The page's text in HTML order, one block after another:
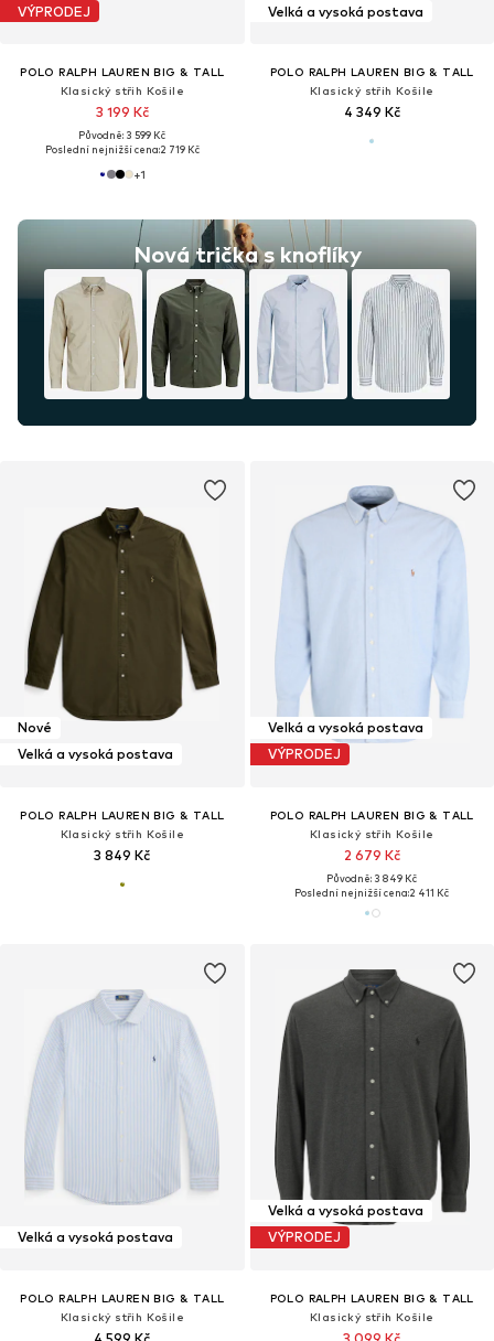
VÝPRODEJ
POLO RALPH LAUREN BIG & TALL
Klasický střih Košile
3 199 Kč
Původně: 3 599 Kč
Poslední nejnižší cena:2 719 Kč
+1
Nová trička s knoflíky
Velká a vysoká postava
POLO RALPH LAUREN BIG & TALL
Klasický střih Košile
4 349 Kč
Nové
Velká a vysoká postava
POLO RALPH LAUREN BIG & TALL
Klasický střih Košile
3 849 Kč
Velká a vysoká postava
VÝPRODEJ
POLO RALPH LAUREN BIG & TALL
Klasický střih Košile
2 679 Kč
Původně: 3 849 Kč
Poslední nejnižší cena:2 411 Kč
Velká a vysoká postava
POLO RALPH LAUREN BIG & TALL
Klasický střih Košile
Velká a vysoká postava
VÝPRODEJ
POLO RALPH LAUREN BIG & TALL
Klasický střih Košile